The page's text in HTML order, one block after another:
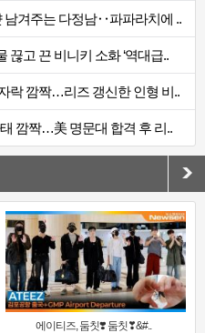
남겨주는 다정남‥파파라치에 ..
끊고 끈 비니키 소화 ‘역대급..
락 깜짝…리즈 갱신한 인형 비..
깜짝…美 명문대 합격 후 리..
에이티즈, 둠칫❣️ 둠칫❣&#..